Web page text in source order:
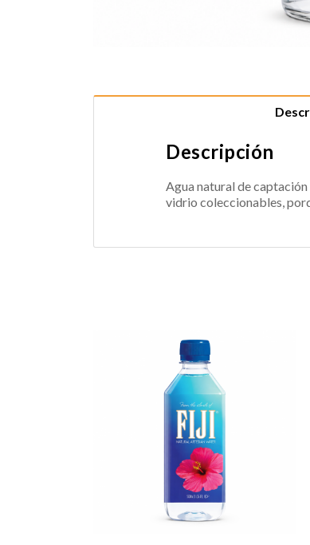
Descripción
Agua natural de
vidrio coleccionables,